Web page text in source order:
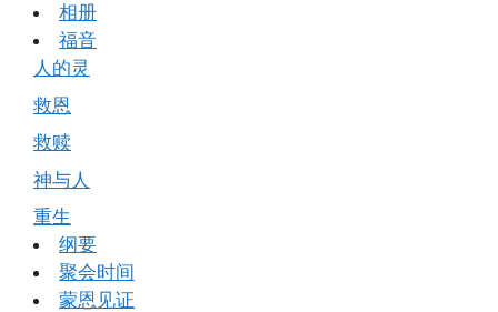
相册
福音
人的灵
救恩
救赎
神与人
重生
纲要
聚会时间
蒙恩见证